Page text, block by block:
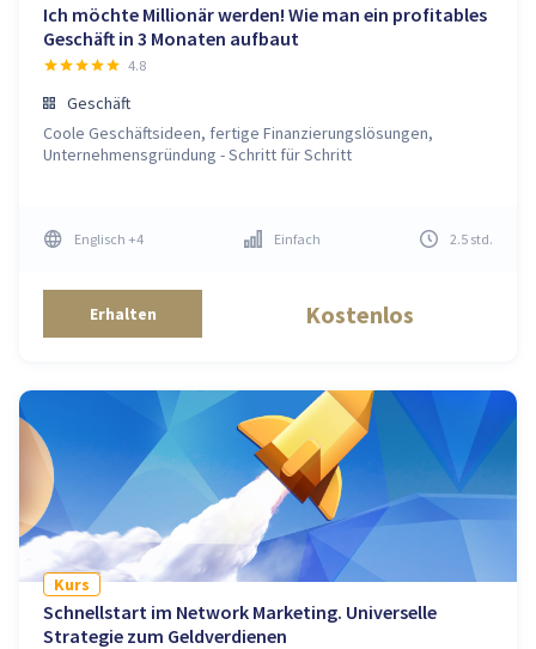
Ich möchte Millionär werden! Wie man ein profitables
Geschäft in 3 Monaten aufbaut
4.8
Geschäft
Coole Geschäftsideen, fertige Finanzierungslösungen,
Unternehmensgründung - Schritt für Schritt
Englisch +4 Einfach 2.5 std.
Erhalten Kostenlos
Kurs
Schnellstart im Network Marketing. Universelle
Strategie zum Geldverdienen